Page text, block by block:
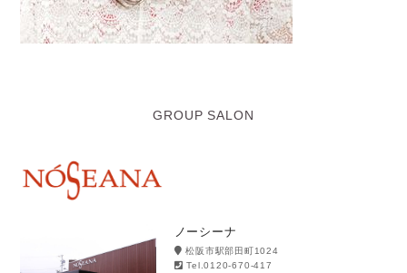
GROUP SALON
ノーシーナ
松阪市駅部田町1024
Tel.0120-670-417